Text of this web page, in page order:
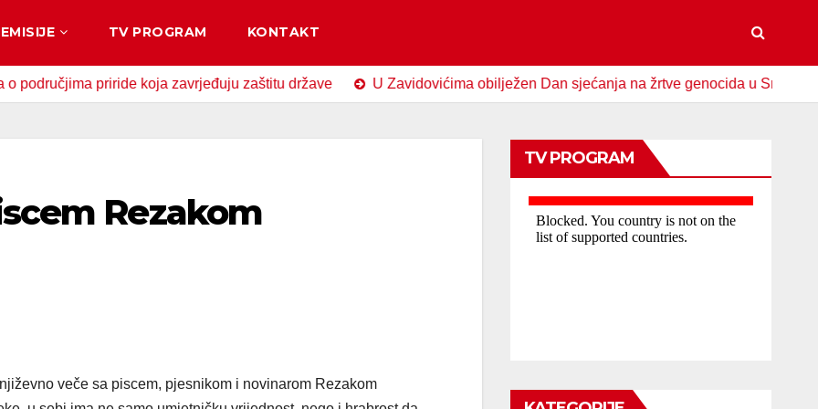
EMISIJE TV PROGRAM KONTAKT
priride koja zavrjeđuju zaštitu države U Zavidovićima obilježen Dan sjećanja na žrtve genocida u Srebrenici
Rezakom
veče sa piscem, pjesnikom i novinarom Rezakom
TV PROGRAM